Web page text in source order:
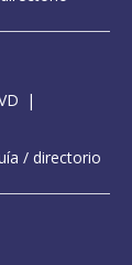
/ directorio